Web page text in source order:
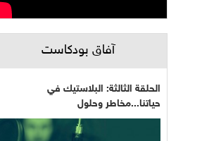
آفاق بودكاست
الحلقة الثالثة: البلاستيك في
حياتنا...مخاطر وحلول